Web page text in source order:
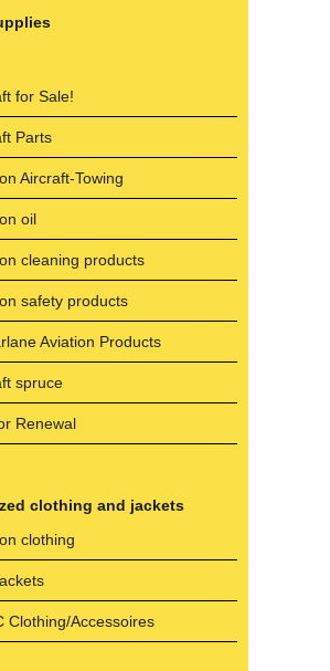
for Sale!
Parts
Aircraft-Towing
oil
cleaning products
safety products
Aviation Products
spruce
Renewal
clothing and jackets
clothing
Clothing/Accessoires